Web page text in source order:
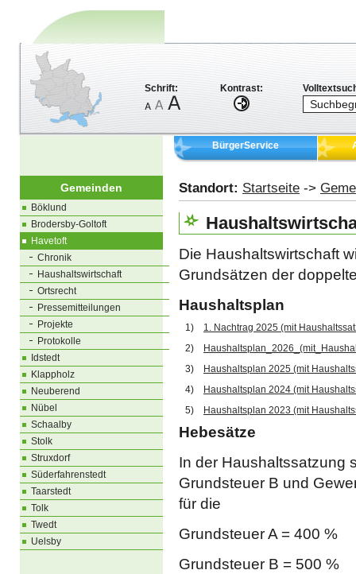
Schrift: Kontrast:
BürgerService
Gemeinden
Böklund
Brodersby-Goltoft
Havetoft
Chronik
Haushaltswirtschaft
Ortsrecht
Pressemitteilungen
Projekte
Protokolle
Idstedt
Klappholz
Neuberend
Nübel
Schaalby
Stolk
Struxdorf
Süderfahrenstedt
Taarstedt
Tolk
Twedt
Uelsby
Standort: Startseite ->
Die Haushaltswirtschaft
Grundsätzen der
Haushaltsplan
1)
1. Nachtrag 2025 (mit
2)
3)
Haushaltsplan 2025 (mit
4)
Haushaltsplan 2024 (mit
5)
Haushaltsplan 2023 (mit
Hebesätze
In der Haushaltssatzung
Grundsteuer B und
für die
Grundsteuer A = 400 %
Grundsteuer B = 500 %